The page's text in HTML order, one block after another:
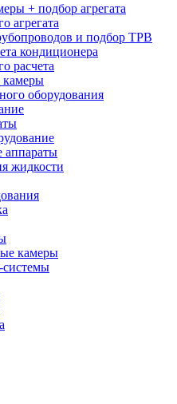
+ подбор агрегата
агрегата
и подбор ТРВ
кондиционера
расчета
камеры
оборудования
аппараты
жидкости
камеры